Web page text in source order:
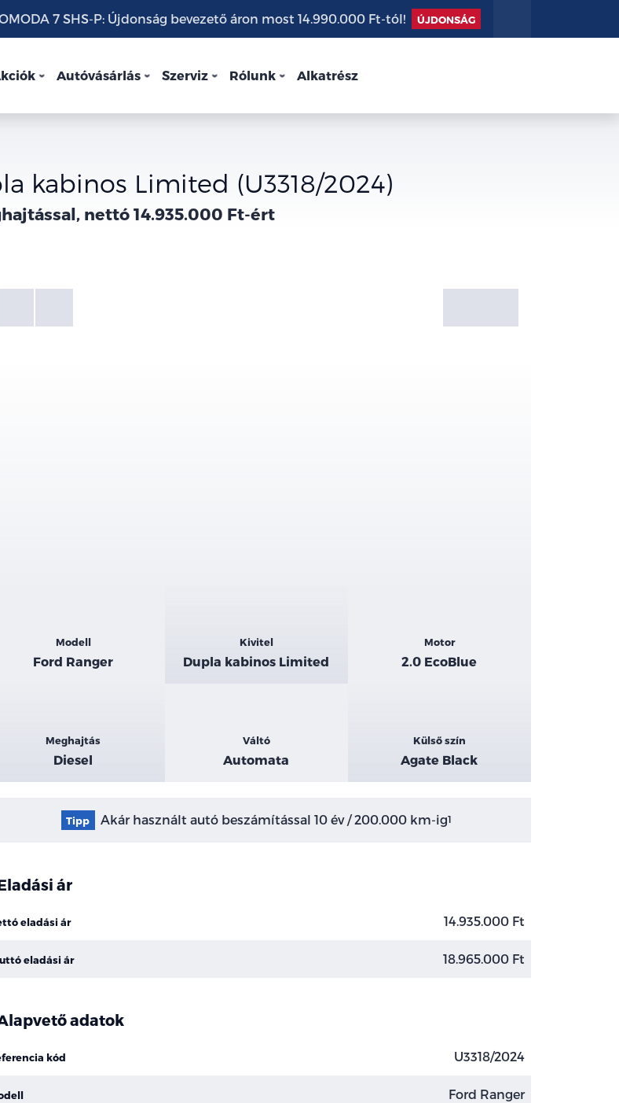
7 SHS-P: Újdonság bevezető áron most 14.990.000 Ft-tól! ÚJDONSÁG
Autóvásárlás Szerviz Rólunk Alkatrész
kabinos Limited (U3318/2024)
nettó 14.935.000 Ft-ért
Modell
Ford Ranger
Kivitel
Dupla kabinos Limited
Motor
2.0 EcoBlue
Meghajtás
Diesel
Váltó
Automata
Külső szín
Agate Black
Tipp Akár használt autó beszámítással 10 év / 200.000 km-ig1
ár
eladási ár 14.935.000 Ft
eladási ár 18.965.000 Ft
adatok
kód U3318/2024
Ford Ranger